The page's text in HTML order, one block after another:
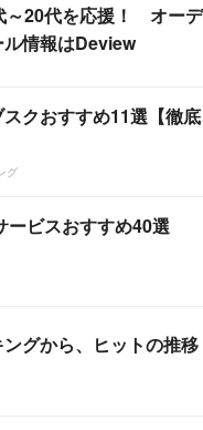
～20代を応援！ オーデ
ル情報はDeview
クおすすめ11選【徹底
グ
ービスおすすめ40選
グから、ヒットの推移